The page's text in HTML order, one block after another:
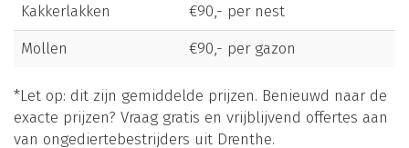
Kakkerlakken
€90,- per nest
Mollen
€90,- per gazon
*Let op: dit zijn gemiddelde prijzen. Benieuwd naar de
exacte prijzen? Vraag gratis en vrijblijvend offertes aan
van ongediertebestrijders uit Drenthe.